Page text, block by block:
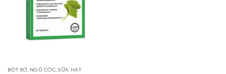
BỘT XƠ, NGŨ CỐC, SỮA HẠT